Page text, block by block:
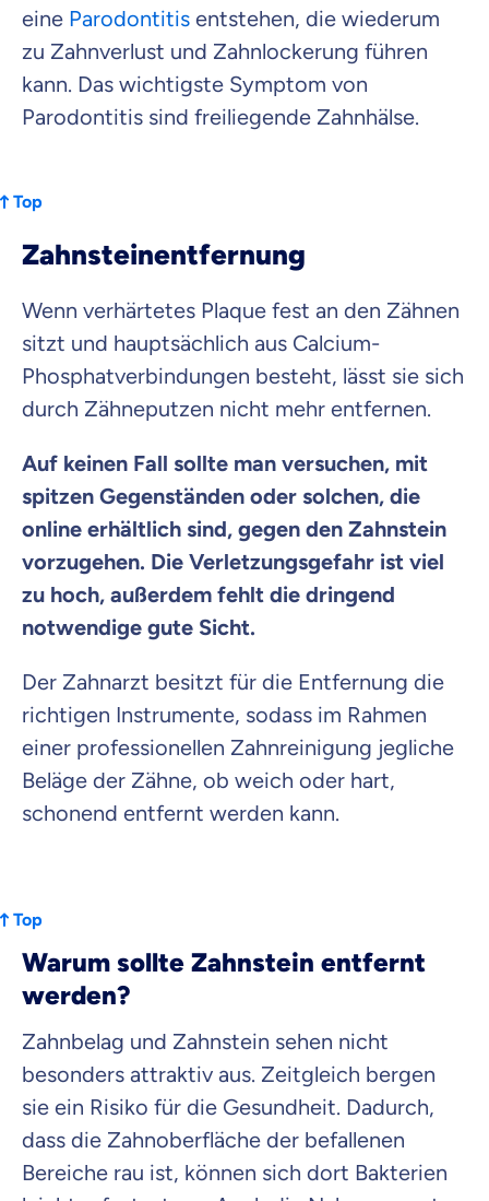
eine Parodontitis entstehen, die wiederum
zu Zahnverlust und Zahnlockerung führen
kann. Das wichtigste Symptom von
Parodontitis sind freiliegende Zahnhälse.
Top
Zahnsteinentfernung
Wenn verhärtetes Plaque fest an den Zähnen
sitzt und hauptsächlich aus Calcium-
Phosphatverbindungen besteht, lässt sie sich
durch Zähneputzen nicht mehr entfernen.
Auf keinen Fall sollte man versuchen, mit
spitzen Gegenständen oder solchen, die
online erhältlich sind, gegen den Zahnstein
vorzugehen. Die Verletzungsgefahr ist viel
zu hoch, außerdem fehlt die dringend
notwendige gute Sicht.
Der Zahnarzt besitzt für die Entfernung die
richtigen Instrumente, sodass im Rahmen
einer professionellen Zahnreinigung jegliche
Beläge der Zähne, ob weich oder hart,
schonend entfernt werden kann.
Top
Warum sollte Zahnstein entfernt
werden?
Zahnbelag und Zahnstein sehen nicht
besonders attraktiv aus. Zeitgleich bergen
sie ein Risiko für die Gesundheit. Dadurch,
dass die Zahnoberfläche der befallenen
Bereiche rau ist, können sich dort Bakterien